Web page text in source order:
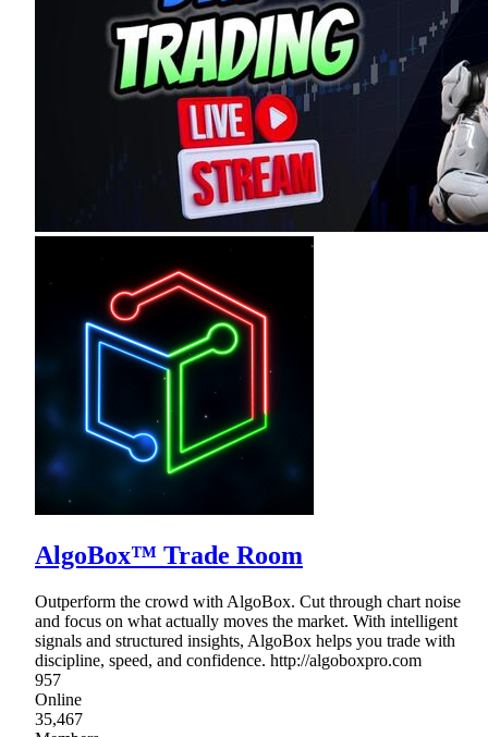
AlgoBox™ Trade Room
Outperform the crowd with AlgoBox. Cut through chart noise
and focus on what actually moves the market. With intelligent
signals and structured insights, AlgoBox helps you trade with
discipline, speed, and confidence. http://algoboxpro.com
957
Online
35,467